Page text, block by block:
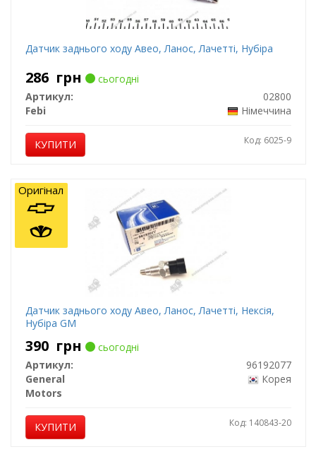
Датчик заднього ходу Авео, Ланос, Лачетті, Нубіра
286 грн
сьогодні
Артикул:
02800
Febi
Німеччина
КУПИТИ Код: 6025-9
Датчик заднього ходу Авео, Ланос, Лачетті, Нексія,
Нубіра GM
390 грн
сьогодні
Артикул:
96192077
General
Motors
Корея
КУПИТИ Код: 140843-20
Оригінал